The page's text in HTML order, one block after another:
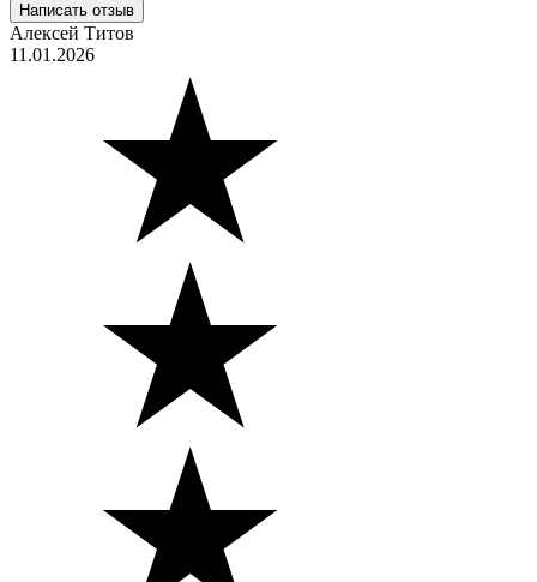
Написать отзыв
Алексей Титов
11.01.2026